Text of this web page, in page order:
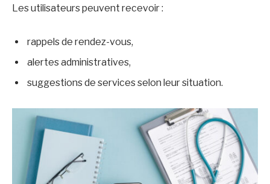
Les utilisateurs peuvent recevoir :
rappels de rendez-vous,
alertes administratives,
suggestions de services selon leur situation.